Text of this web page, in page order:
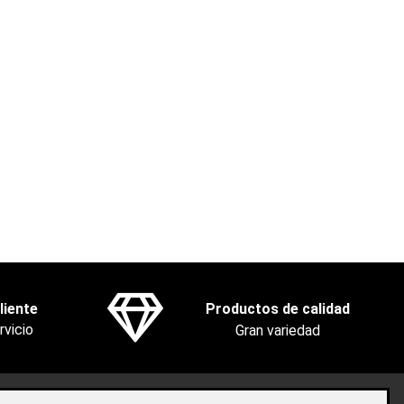
Productos de calidad
Gran variedad